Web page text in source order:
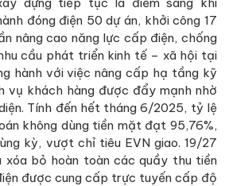
đóng điện 50 dự án, khởi công 17
nâng cao năng lực cấp điện, chống
cầu phát triển kinh tế – xã hội tại
hành với việc nâng cấp hạ tầng kỹ
vụ khách hàng được đẩy mạnh nhờ
Tính đến hết tháng 6/2025, tỷ lệ
không dùng tiền mặt đạt 95,76%,
kỳ, vượt chỉ tiêu EVN giao. 19/27
bỏ hoàn toàn các quầy thu tiền
được cung cấp trực tuyến cấp độ